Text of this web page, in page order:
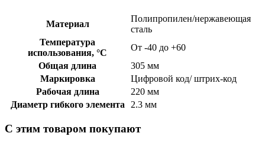
Материал
Полипропилен/нержавеющая
сталь
Температура
использования, °C
От -40 до +60
Общая длина
305 мм
Маркировка
Цифровой код/ штрих-код
Рабочая длина
220 мм
Диаметр гибкого элемента
2.3 мм
С этим товаром покупают